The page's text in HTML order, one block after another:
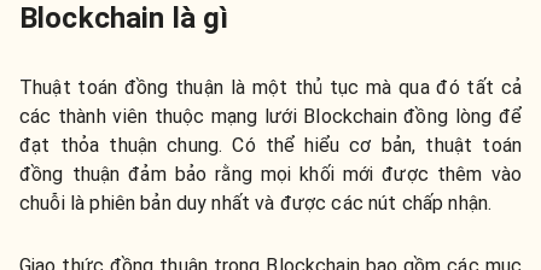
Blockchain là gì
Thuật toán đồng thuận là một thủ tục mà qua đó tất cả
các thành viên thuộc mạng lưới Blockchain đồng lòng để
đạt thỏa thuận chung. Có thể hiểu cơ bản, thuật toán
đồng thuận đảm bảo rằng mọi khối mới được thêm vào
chuỗi là phiên bản duy nhất và được các nút chấp nhận.